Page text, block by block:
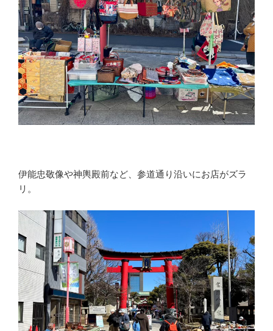
伊能忠敬像や神輿殿前など、参道通り沿いにお店がズラ
リ。